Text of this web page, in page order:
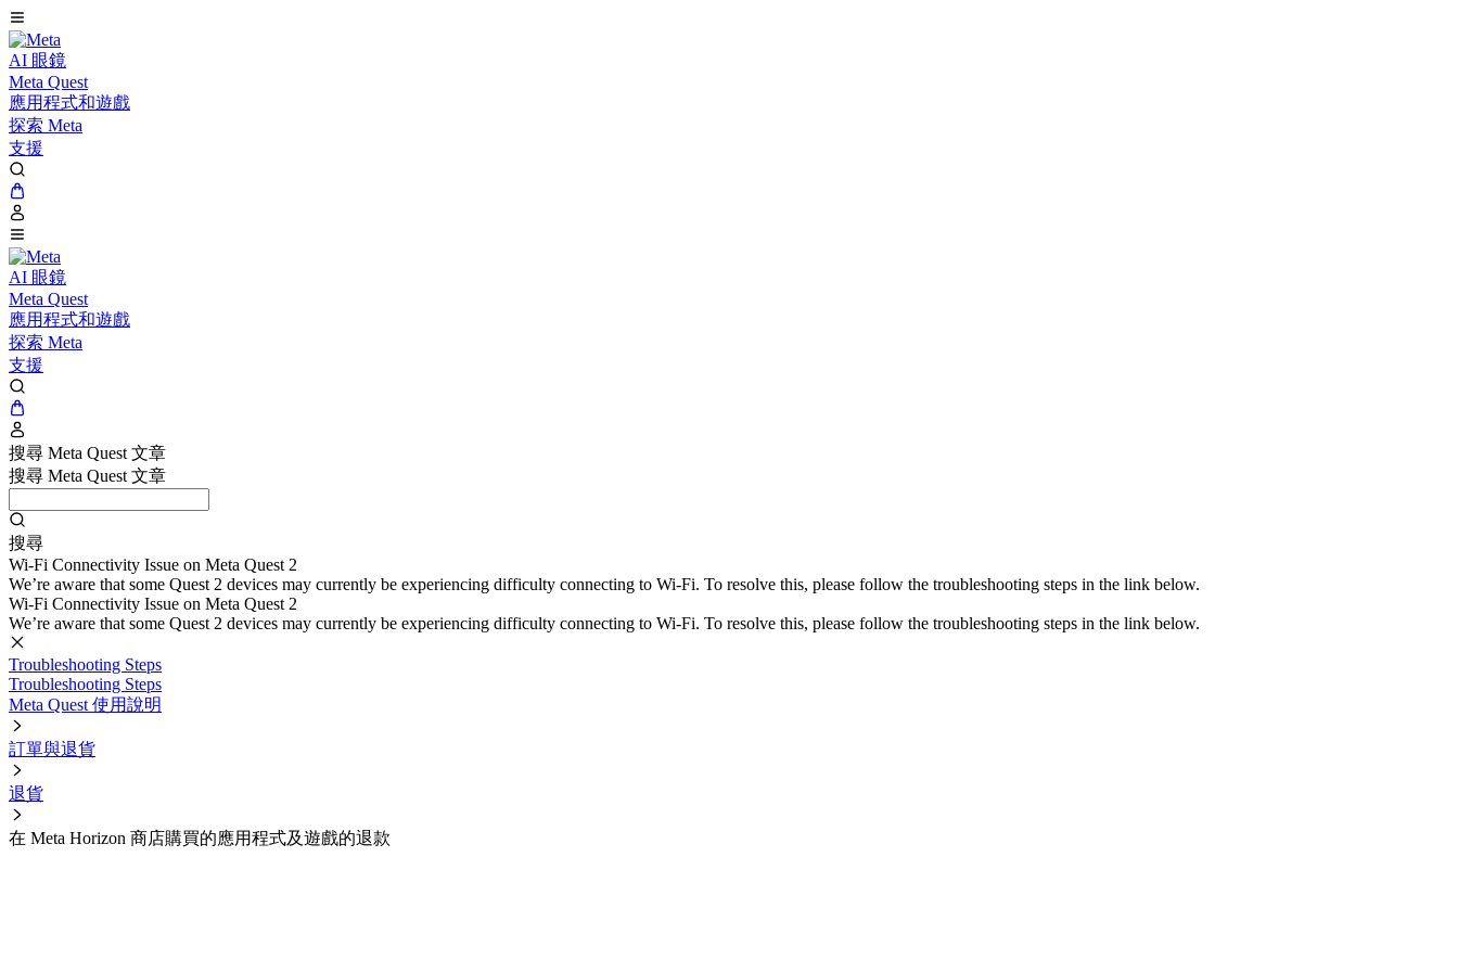
AI 眼鏡
Meta Quest
應用程式和遊戲
探索 Meta
支援
AI 眼鏡
Meta Quest
應用程式和遊戲
探索 Meta
支援
搜尋 Meta Quest 文章
搜尋 Meta Quest 文章
搜尋
Wi-Fi Connectivity Issue on Meta Quest 2
We’re aware that some Quest 2 devices may currently be experiencing difficulty connecting to Wi-Fi. To resolve this, please follow the troubleshooting steps in the link below.
Wi-Fi Connectivity Issue on Meta Quest 2
We’re aware that some Quest 2 devices may currently be experiencing difficulty connecting to Wi-Fi. To resolve this, please follow the troubleshooting steps in the link below.
Troubleshooting Steps
Troubleshooting Steps
Meta Quest 使用說明
訂單與退貨
退貨
在 Meta Horizon 商店購買的應用程式及遊戲的退款